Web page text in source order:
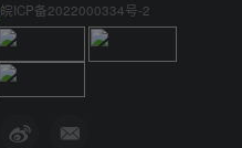
皖ICP备2022000334号-2